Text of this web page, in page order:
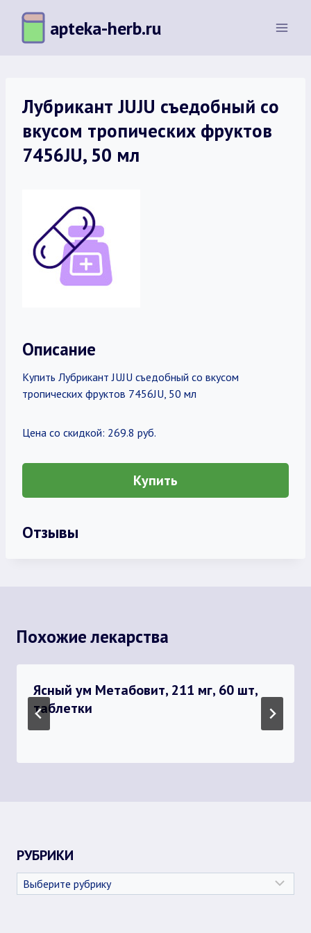
Перейти
содержимому
apteka-herb.ru
Лубрикант JUJU съедобный со
вкусом тропических фруктов
7456JU, 50 мл
Описание
Купить Лубрикант JUJU съедобный со вкусом
тропических фруктов 7456JU, 50 мл
Цена со скидкой: 269.8 руб.
Купить
Отзывы
Похожие лекарства
Ясный ум Метабовит, 211 мг, 60 шт,
таблетки
РУБРИКИ
Рубрики